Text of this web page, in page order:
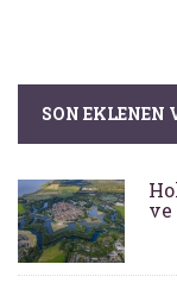
SON EKLENEN